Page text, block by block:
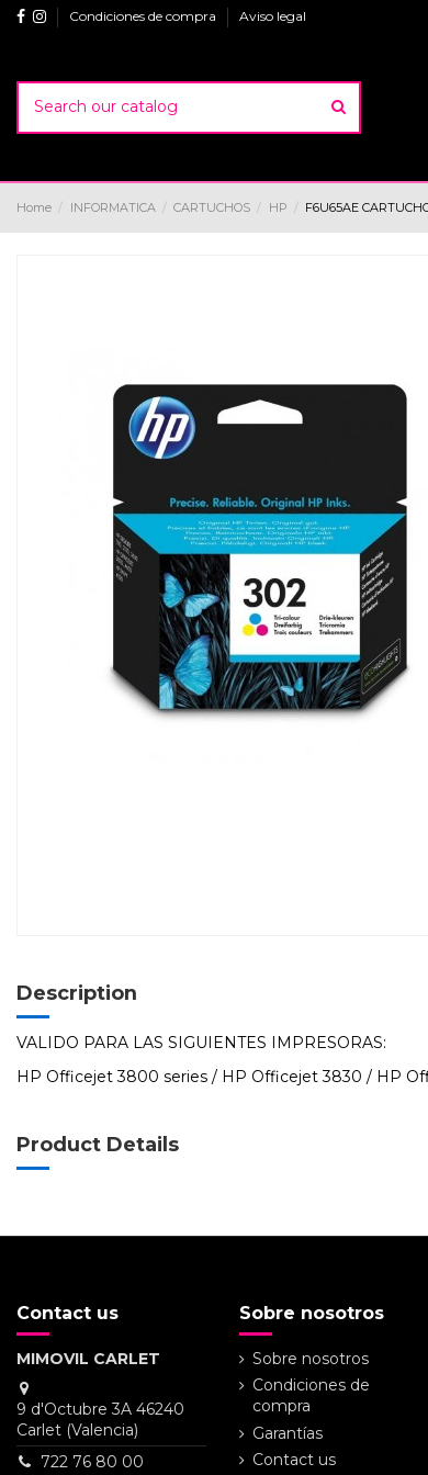
Condiciones de compra Aviso legal
Home INFORMATICA CARTUCHOS HP F6U65AE
Description
VALIDO PARA LAS SIGUIENTES IMPRESORAS:
HP Officejet 3800 series / HP Officejet 3830 / HP
Product Details
Contact us
MIMOVIL CARLET
9 d'Octubre 3A 46240
Carlet (Valencia)
722 76 80 00
Sobre nosotros
Sobre nosotros
Condiciones de
compra
Garantías
Contact us